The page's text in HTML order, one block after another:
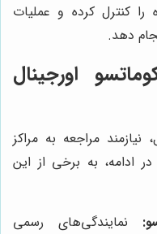
کنترل کرده و عملیات
دهد.
اورجینال
نیازمند مراجعه به مراکز
ادامه، به برخی از این
نمایندگی‌های رسمی